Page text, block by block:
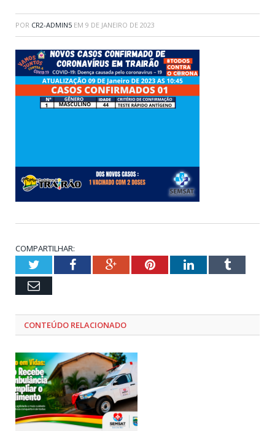
POR CR2-ADMIN5 EM 9 DE JANEIRO DE 2023
COMPARTILHAR:
TwitterFacebookGoogle+PinterestLinkedInTumblr
Email
CONTEÚDO RELACIONADO